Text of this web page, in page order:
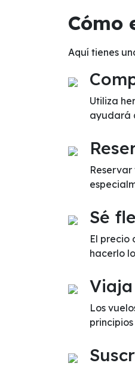
Cómo
Aquí tienes
Utiliza
ayudará
Sé
El precio
hacerlo
Los